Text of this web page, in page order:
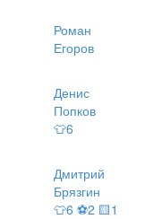
Роман
Егоров
Денис
Попков
👕6
Дмитрий
Брязгин
👕6 ⚽2 🟨1